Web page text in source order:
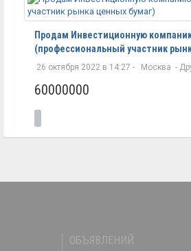
Продам Инвестиционную
(профессиональный участник
26 октября 2022 в 14:27 - Москва -
60000000
ОБЪЯВЛЕНИЙ